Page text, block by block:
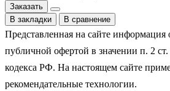
Заказать
В закладки
В сравнение
Представленная на сайте информация
публичной офертой в значении п. 2
кодекса РФ. На настоящем сайте
рекомендательные технологии.